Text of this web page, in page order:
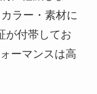
ラー・素材に
が付帯してお
ーマンスは高